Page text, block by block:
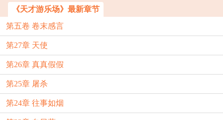
《天才游乐场》最新章节
第五卷 卷末感言
第27章 天使
第26章 真真假假
第25章 屠杀
第24章 往事如烟